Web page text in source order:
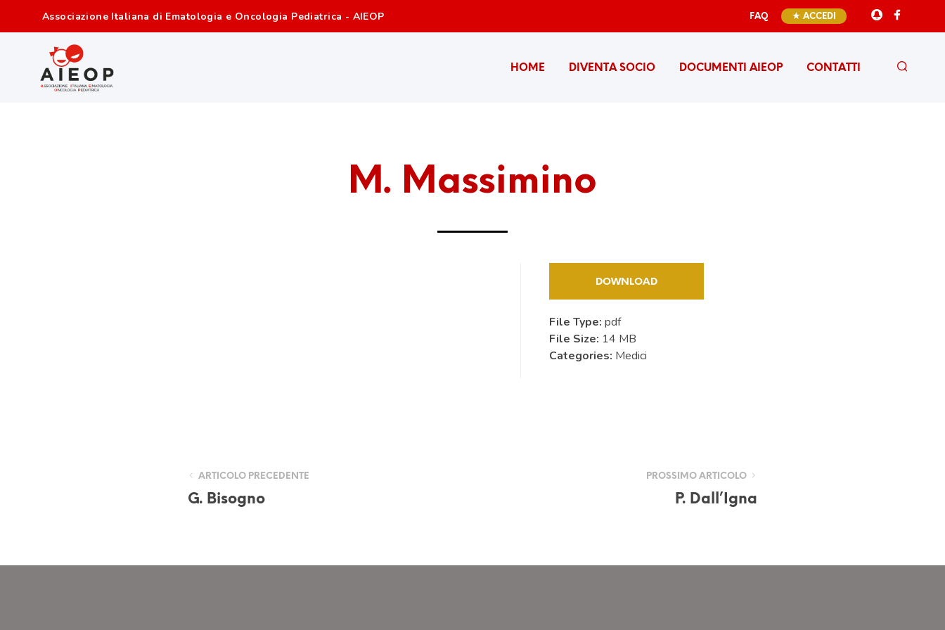
Associazione Italiana di Ematologia e Oncologia Pediatrica - AIEOP FAQ ★ ACCEDI
HOME DIVENTA SOCIO DOCUMENTI AIEOP CONTATTI
M. Massimino
DOWNLOAD
File Type: pdf
File Size: 14 MB
Categories: Medici
ARTICOLO PRECEDENTE
G. Bisogno
PROSSIMO ARTICOLO
P. Dall’Igna